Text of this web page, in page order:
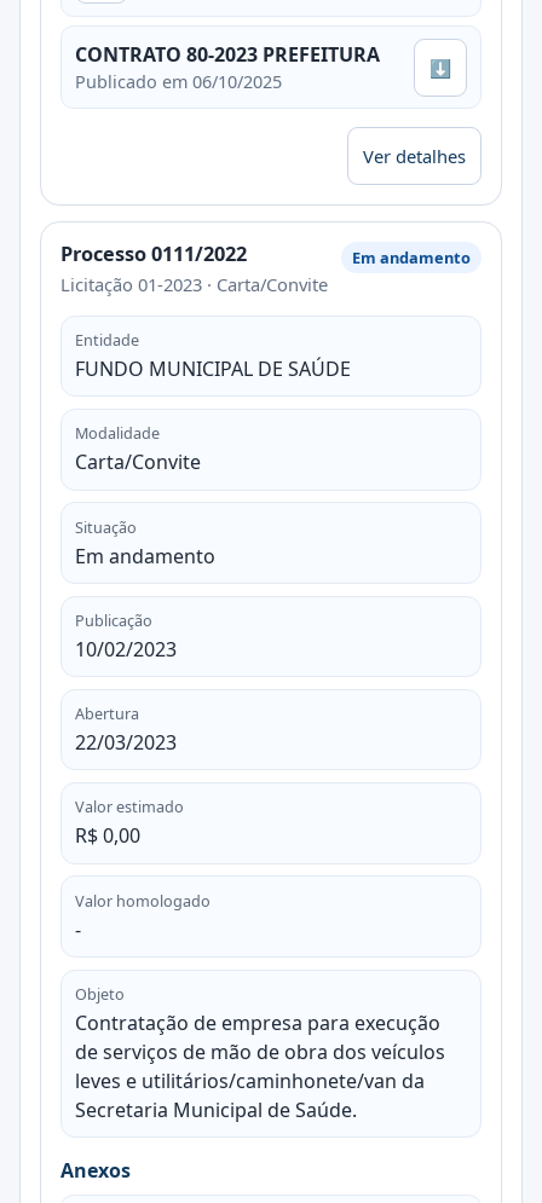
CONTRATO 80-2023 PREFEITURA
Publicado em 06/10/2025
⬇
Ver detalhes
Processo 0111/2022
Licitação 01-2023 · Carta/Convite
Em andamento
Entidade
FUNDO MUNICIPAL DE SAÚDE
Modalidade
Carta/Convite
Situação
Em andamento
Publicação
10/02/2023
Abertura
22/03/2023
Valor estimado
R$ 0,00
Valor homologado
-
Objeto
Contratação de empresa para execução
de serviços de mão de obra dos veículos
leves e utilitários/caminhonete/van da
Secretaria Municipal de Saúde.
Anexos